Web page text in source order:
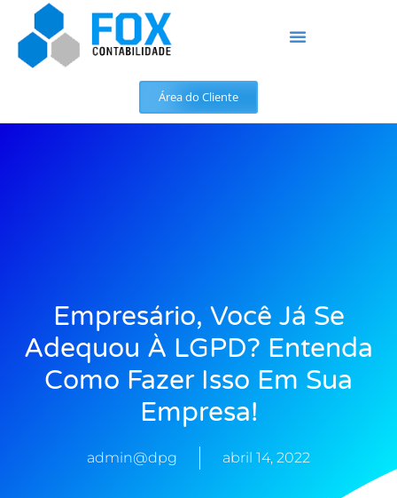
Área do Cliente
Empresário, Você Já Se
Adequou À LGPD? Entenda
Como Fazer Isso Em Sua
Empresa!
admin@dpg abril 14, 2022